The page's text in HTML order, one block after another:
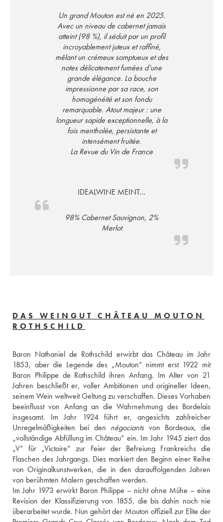
Un grand Mouton est né en 2025.
Avec un niveau de cabernet jamais
atteint (98 %), il séduit par un profil
incroyablement juteux et raffiné,
mêlant un crémeux somptueux et des
notes délicatement fumées d’une
grande élégance. La bouche
impressionne par sa race, son
homogénéité et son fondu
remarquable. Atout majeur : une
longueur sapide exceptionnelle, à la
fois mentholée, persistante et
intensément fruitée.
La Revue du Vin de France
IDEALWINE MEINT...
98% Cabernet Sauvignon, 2%
Merlot
DAS WEINGUT CHÂTEAU MOUTON
ROTHSCHILD
Baron Nathaniel de Rothschild erwirbt das Château im Jahr
1853, aber die Legende des „Mouton“ nimmt erst 1922 mit
Baron Philippe de Rothschild ihren Anfang. Im Alter von 21
Jahren beschließt er, voller Ambitionen und origineller Ideen,
seinem Wein weltweit Geltung zu verschaffen. Dieses Vorhaben
beeinflusst von Anfang an die Wahrnehmung des Bordelais
insgesamt. Im Jahr 1924 führt er, angesichts zahlreicher
Unregelmäßigkeiten bei den négociants von Bordeaux, die
„vollständige Abfüllung im Château“ ein. Im Jahr 1945 ziert das
„V“ für „Victoire“ zur Feier der Befreiung Frankreichs die
Flaschen des Jahrgangs. Dies markiert den Beginn einer Reihe
von Originalkunstwerken, die in den darauffolgenden Jahren
von berühmten Malern geschaffen werden.
Im Jahr 1973 erwirkt Baron Philippe – nicht ohne Mühe – eine
Revision der Klassifizierung von 1855, die bis dahin noch nie
überarbeitet wurde. Nun gehört der Mouton offiziell zur Elite der